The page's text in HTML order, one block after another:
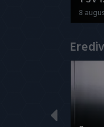
8